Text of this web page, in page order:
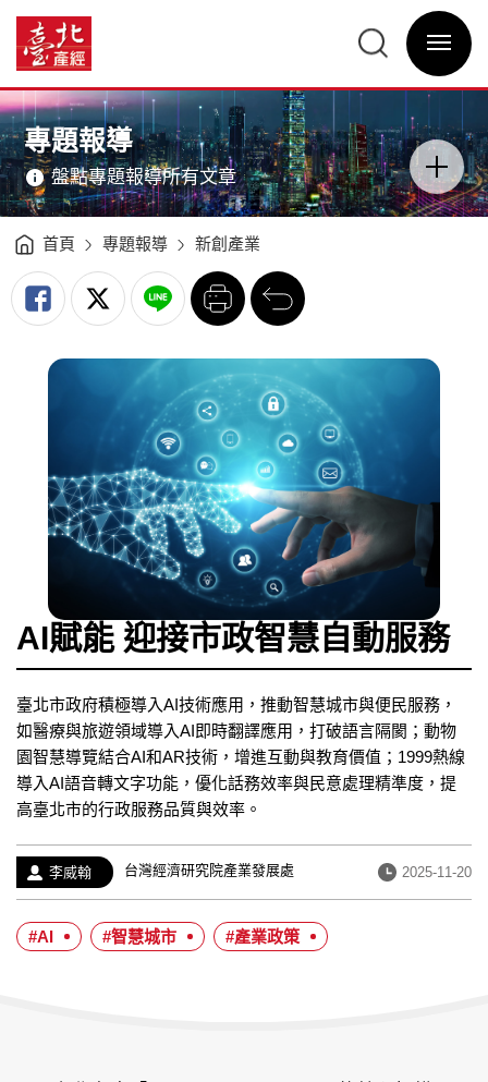
慧
自
動
務
-
臺
北
產
經
資
訊
臺
經
訊
網
網
站
主
單
選
單
關
主
意
境
專題報導
盤點專題報導所有文章
分
類
開
關
首頁 專題報導 新創產業
列
印
回
前
一
頁
AI賦能 迎接市政智慧自動服務
臺北市政府積極導入AI技術應用，推動智慧城市與便民服務，
如醫療與旅遊領域導入AI即時翻譯應用，打破語言隔閡；動物
園智慧導覽結合AI和AR技術，增進互動與教育價值；1999熱線
導入AI語音轉文字功能，優化話務效率與民意處理精準度，提
高臺北市的行政服務品質與效率。
作
者：
李威翰
經
歷：
台灣經濟研究院產業發展處
發
布
2025-11-20
#AI #智慧城市 #產業政策